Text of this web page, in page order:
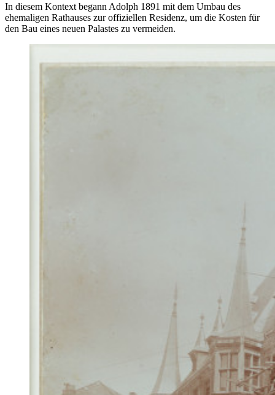
In diesem Kontext begann Adolph 1891 mit dem Umbau des
ehemaligen Rathauses zur offiziellen Residenz, um die Kosten für
den Bau eines neuen Palastes zu vermeiden.